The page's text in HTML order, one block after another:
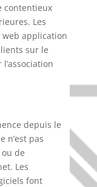
contentieux
Les
web application
sur le
depuis le
n’est pas
de
Les
font